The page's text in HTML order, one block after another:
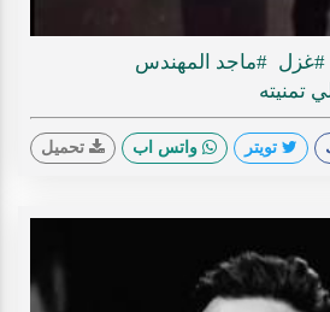
#غزل #ماجد المهندس
تمنيته
تويتر واتس اب تحميل